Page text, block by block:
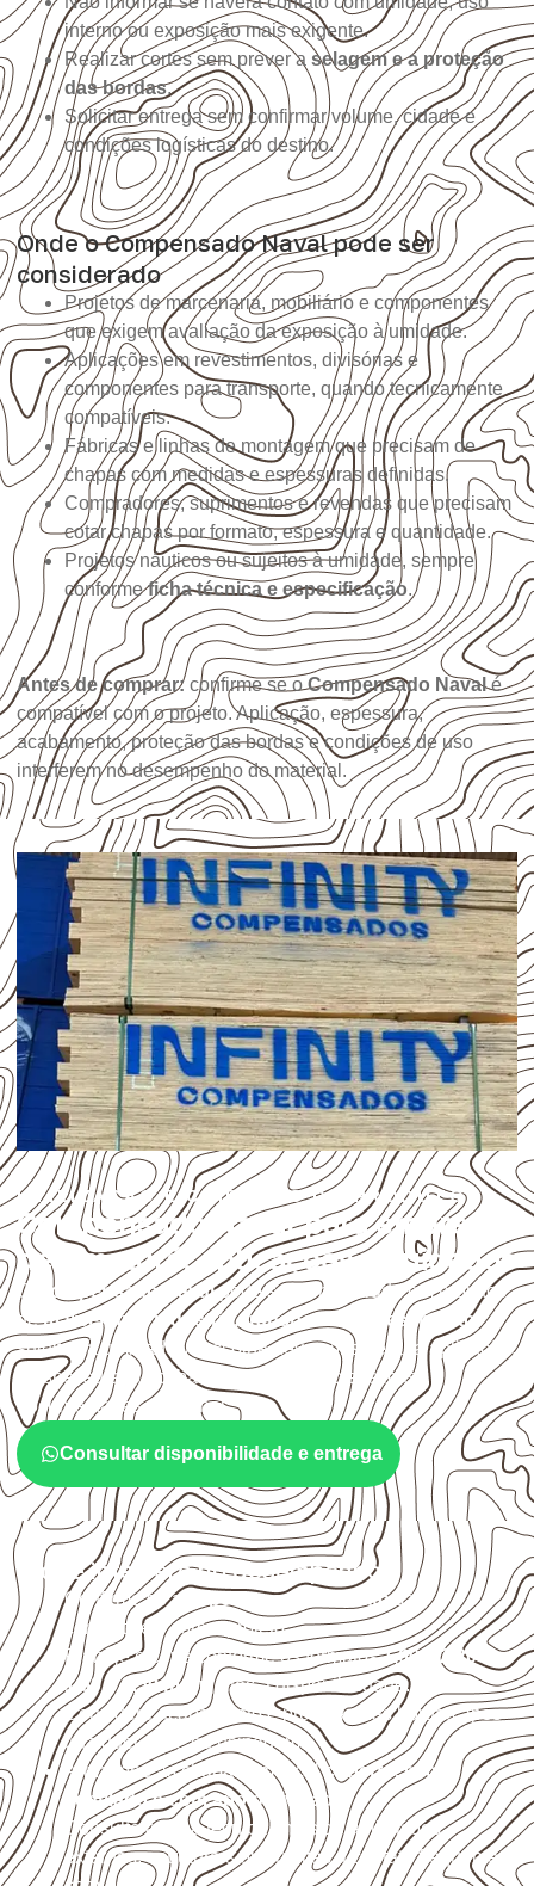
interno ou exposição mais exigente.
Realizar cortes sem prever a selagem e a proteção
das bordas.
Solicitar entrega sem confirmar volume, cidade e
condições logísticas do destino.
Onde o Compensado Naval pode ser
considerado
Projetos de marcenaria, mobiliário e componentes
que exigem avaliação da exposição à umidade.
Aplicações em revestimentos, divisórias e
componentes para transporte, quando tecnicamente
compatíveis.
Fábricas e linhas de montagem que precisam de
chapas com medidas e espessuras definidas.
Compradores, suprimentos e revendas que precisam
cotar chapas por formato, espessura e quantidade.
Projetos náuticos ou sujeitos à umidade, sempre
conformeficha técnica e especificação.
Antes de comprar:confirme se oCompensado Navalé
compatível com o projeto. Aplicação, espessura,
acabamento, proteção das bordas e condições de uso
interferem no desempenho do material.
UTILIZAÇÃO E CUIDADOS DO PRODUTO
Compensado Naval para empresas
de Amaturá: aplicações e cuidados
O Compensado Navalpode ser considerado em projetos
demarcenaria, indústria, transporte e revestimento
sujeitos à umidade. A escolha deve considerar a aplicação,
a espessura, o acabamento e as características
documentadas do painel.
Consultar disponibilidade e entrega
O que interfere no desempenho
Confirme se a espessura e o formatosão
compatíveis com o projeto.
Planeje o corte conforme os formatos1,60 × 2,20 m e
1,60 × 2,50 m, sujeitos à disponibilidade.
Considere acabamento e proteção das bordas após
qualquer corte ou usinagem.
Armazene as chapas em localcoberto, seco,
ventilado e com apoio nivelado
Consulte a ficha técnica antes de aplicações
externas, estruturais ou sujeitas a contato frequente